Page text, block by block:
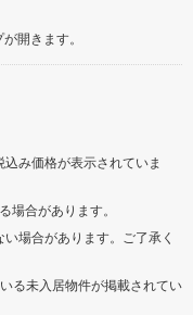
開きます。
み価格が表示されていま
場合があります。
場合があります。ご了承く
る未入居物件が掲載されてい